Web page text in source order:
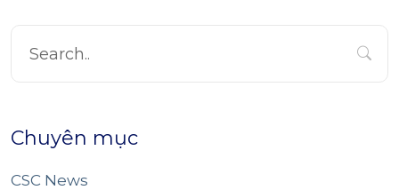
Chuyên mục
CSC News